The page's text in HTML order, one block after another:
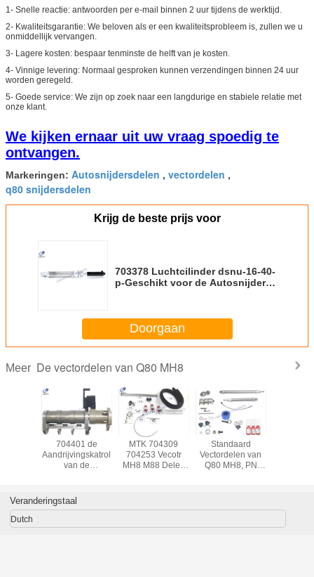
1- Snelle reactie: antwoorden per e-mail binnen 2 uur tijdens de werktijd.
2- Kwaliteitsgarantie: We beloven als er een kwaliteitsprobleem is, zullen we u
onmiddellijk vervangen.
3- Lagere kosten: bespaar tenminste de helft van je kosten.
4- Vinnige levering: Normaal gesproken kunnen verzendingen binnen 24 uur
worden geregeld.
5- Goede service: We zijn op zoek naar een langdurige en stabiele relatie met
onze klant.
We kijken ernaar uit uw vraag spoedig te
ontvangen.
Markeringen: Autosnijdersdelen , vectordelen ,
q80 snijdersdelen
Krijg de beste prijs voor
703378 Luchtcilinder dsnu-16-40-
p-Geschikt voor de Autosnijder
Doorgaan
Meer De vectordelen van Q80 MH8
iX9
704401 de
Aandrijvingskatrol
van de
MH8/M88/MX9/Q80/IH8/IX9
MTK 704309
704253 Vecotr
MH8 M88 Delen
Standaard
Vectordelen van
Q80 MH8, PN
Veranderingstaal
Dutch